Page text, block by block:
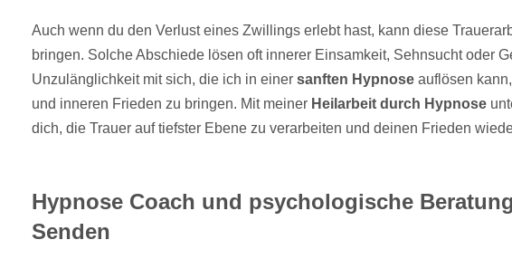
Auch wenn du den Verlust eines Zwillings erlebt hast, kann diese
bringen. Solche Abschiede lösen oft innerer Einsamkeit, Sehnsucht oder
Unzulänglichkeit mit sich, die ich in einer sanften Hypnose auflösen
und inneren Frieden zu bringen. Mit meiner Heilarbeit durch Hypnose
dich, die Trauer auf tiefster Ebene zu verarbeiten und deinen Frieden
Hypnose Coach und psychologische
Senden